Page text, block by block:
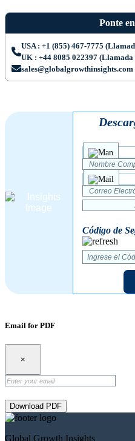
Ponte
USA : +1 (855) 467-7775
UK : +44 8085 022397
sales@globalgrowthinsights.com
Código de
Email for PDF
×
Download PDF
Global Growth Insights